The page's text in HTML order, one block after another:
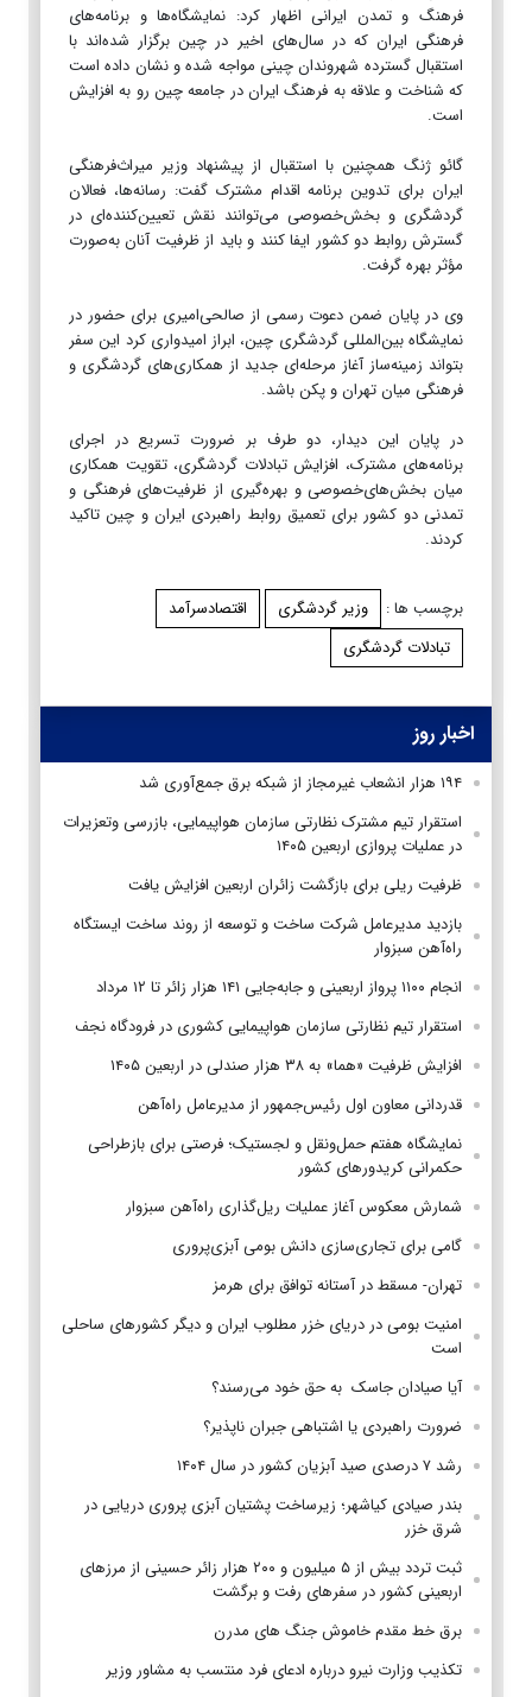
فرهنگ و تمدن ایرانی اظهار کرد: نمایشگاه‌ها و برنامه‌های
فرهنگی ایران که در سال‌های اخیر در چین برگزار شده‌اند با
استقبال گسترده شهروندان چینی مواجه شده و نشان داده است
که شناخت و علاقه به فرهنگ ایران در جامعه چین رو به افزایش
است.
گائو ژنگ همچنین با استقبال از پیشنهاد وزیر میراث‌فرهنگی
ایران برای تدوین برنامه اقدام مشترک گفت: رسانه‌ها، فعالان
گردشگری و بخش‌خصوصی می‌توانند نقش تعیین‌کننده‌ای در
گسترش روابط دو کشور ایفا کنند و باید از ظرفیت آنان به‌صورت
مؤثر بهره گرفت.
وی در پایان ضمن دعوت رسمی از صالحی‌امیری برای حضور در
نمایشگاه بین‌المللی گردشگری چین، ابراز امیدواری کرد این سفر
بتواند زمینه‌ساز آغاز مرحله‌ای جدید از همکاری‌های گردشگری و
فرهنگی میان تهران و پکن باشد.
در پایان این دیدار، دو طرف بر ضرورت تسریع در اجرای
برنامه‌های مشترک، افزایش تبادلات گردشگری، تقویت همکاری
میان بخش‌های‌خصوصی و بهره‌گیری از ظرفیت‌های فرهنگی و
تمدنی دو کشور برای تعمیق روابط راهبردی ایران و چین تاکید
کردند.
برچسب ها : وزیر گردشگری
اقتصادسرآمد
تبادلات گردشگری
اخبار روز
۱۹۴ هزار انشعاب غیرمجاز از شبکه برق جمع‌آوری شد
استقرار تیم مشترک نظارتی سازمان هواپیمایی، بازرسی وتعزیرات
در عملیات پروازی اربعین ۱۴۰۵
ظرفیت ریلی برای بازگشت زائران اربعین افزایش یافت
بازدید مدیرعامل شرکت ساخت و توسعه از روند ساخت ایستگاه
راه‌آهن سبزوار
انجام ۱۱۰۰ پرواز اربعینی و جابه‌جایی ۱۴۱ هزار زائر تا ۱۲ مرداد
استقرار تیم‌ نظارتی سازمان هواپیمایی کشوری در فرودگاه نجف
افزایش ظرفیت «هما» به ۳۸ هزار صندلی در اربعین ۱۴۰۵
قدردانی معاون اول رئیس‌جمهور از مدیرعامل راه‌آهن
نمایشگاه هفتم حمل‌ونقل و لجستیک؛ فرصتی برای بازطراحی
حکمرانی کریدورهای کشور
شمارش معکوس آغاز عملیات ریل‌گذاری راه‌آهن سبزوار
گامی برای تجاری‌سازی دانش بومی آبزی‌پروری
تهران- مسقط در آستانه توافق برای هرمز
امنیت بومی در دریای خزر مطلوب ایران و دیگر کشورهای ساحلی
است
آیا صیادان جاسک به حق خود می‌رسند؟
ضرورت راهبردی یا اشتباهی جبران ناپذیر؟
رشد ۷ درصدی صید آبزیان کشور در سال ۱۴۰۴
بندر صیادی کیاشهر؛ زیرساخت پشتیان آبزی پروری دریایی در
شرق خزر
ثبت تردد بیش از ۵ میلیون و ۲۰۰ هزار زائر حسینی از مرزهای
اربعینی کشور در سفرهای رفت و برگشت
برق خط مقدم خاموش جنگ های مدرن
تکذیب وزارت نیرو درباره ادعای فرد منتسب به مشاور وزیر